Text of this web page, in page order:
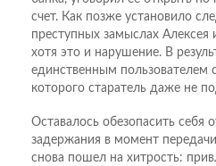
счет. Как позже установило
преступных замыслах Алексея
хотя это и нарушение. В
единственным пользователем
которого старатель даже не
Оставалось обезопасить себя
задержания в момент
снова пошел на хитрость: